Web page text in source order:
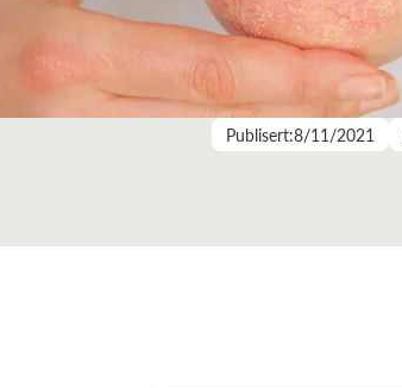
Publisert:8/11/2021